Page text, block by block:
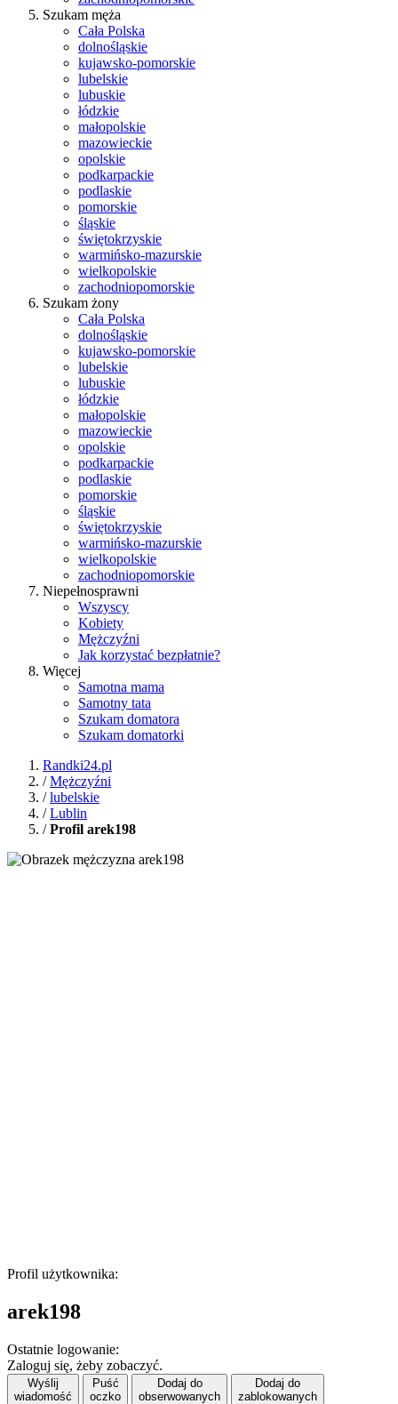
Szukam męża
Cała Polska
dolnośląskie
kujawsko-pomorskie
lubelskie
lubuskie
łódzkie
małopolskie
mazowieckie
opolskie
podkarpackie
podlaskie
pomorskie
śląskie
świętokrzyskie
warmińsko-mazurskie
wielkopolskie
zachodniopomorskie
Szukam żony
Cała Polska
dolnośląskie
kujawsko-pomorskie
lubelskie
lubuskie
łódzkie
małopolskie
mazowieckie
opolskie
podkarpackie
podlaskie
pomorskie
śląskie
świętokrzyskie
warmińsko-mazurskie
wielkopolskie
zachodniopomorskie
Niepełnosprawni
Wszyscy
Kobiety
Mężczyźni
Jak korzystać bezpłatnie?
Więcej
Samotna mama
Samotny tata
Szukam domatora
Szukam domatorki
Randki24.pl
/Mężczyźni
/lubelskie
/Lublin
/Profil arek198
Profil użytkownika:
arek198
Ostatnie logowanie:
Zaloguj się, żeby zobaczyć.
Wyślij
wiadomość
Puść
oczko
Dodaj do
obserwowanych
Dodaj do
zablokowanych